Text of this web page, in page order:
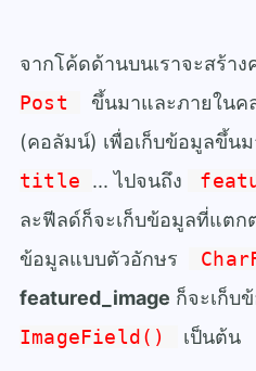
จากโค้ดด้านบนเราจะสร้า
Post
ขึ้นมาและภายในค
(คอลัมน์) เพื่อเก็บข้อมูลขึ้น
title ... ไปจนถึง
ละฟีลด์ก็จะเก็บข้อมูลที่แตก
ข้อมูลแบบตัวอักษร
featured_image ก็จะเก็บ
ImageField()
เป็นต้น